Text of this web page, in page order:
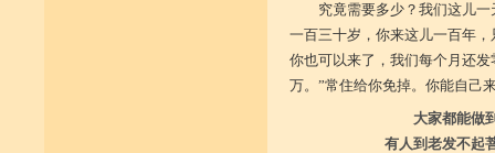
究竟需要多少？我们这儿
一百三十岁，你来这儿一百年
你也可以来了，我们每个月还
万。”常住给你免掉。你能自己
大家都能做
有人到老发不起